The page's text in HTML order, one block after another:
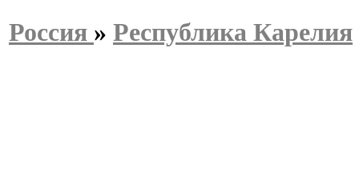
Россия » Республика Карелия